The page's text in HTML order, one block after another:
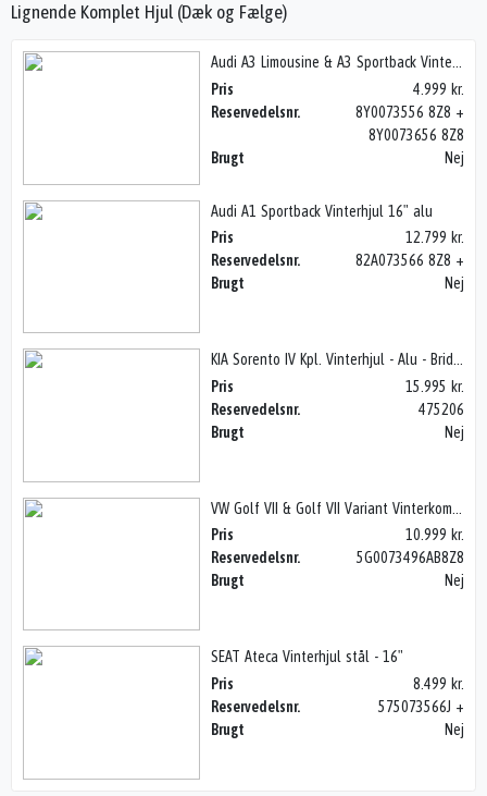
Lignende Komplet Hjul (Dæk og Fælge)
Pris
4.999 kr.
Reservedelsnr.
8Y0073556 8Z8 +
8Y0073656 8Z8
Brugt
Nej
Audi A1 Sportback Vinterhjul 16" alu
Pris
12.799 kr.
Reservedelsnr.
82A073566 8Z8 +
Brugt
Nej
Pris
15.995 kr.
Reservedelsnr.
475206
Brugt
Nej
Pris
10.999 kr.
Reservedelsnr.
5G0073496AB8Z8
Brugt
Nej
SEAT Ateca Vinterhjul stål - 16"
Pris
8.499 kr.
Reservedelsnr.
575073566J +
Brugt
Nej